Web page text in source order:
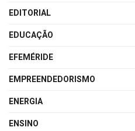
EDITORIAL
EDUCAÇÃO
EFEMÉRIDE
EMPREENDEDORISMO
ENERGIA
ENSINO